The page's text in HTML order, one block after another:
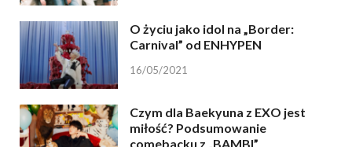
O życiu jako idol na „Border:
Carnival” od ENHYPEN
16/05/2021
Czym dla Baekyuna z EXO jest
miłość? Podsumowanie
comebacku z „BAMBI”